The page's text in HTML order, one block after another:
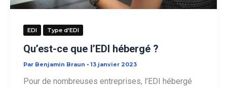
EDI Type d'EDI
Qu’est-ce que l’EDI hébergé ?
Par Benjamin Braun • 13 janvier 2023
Pour de nombreuses entreprises, l’EDI hébergé